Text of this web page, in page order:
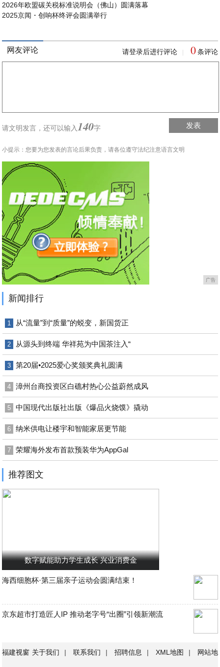
2026年欧盟碳关税标准说明会（佛山）圆满落幕
2025京闻・创响杯终评会圆满举行
网友评论 请登录后进行评论 0 条评论
请文明发言，还可以输入140字 发表
小提示：您要为您发表的言论后果负责，请各位遵守法纪注意语言文明
广告
新闻排行
1 从“流量”到“质量”的蜕变，新国货正
2 从源头到终端 华祥苑为中国茶注入“
3 第20届•2025爱心奖颁奖典礼圆满
4 漳州台商投资区白礁村热心公益蔚然成风
5 中国现代出版社出版《爆品火烧馍》撬动
6 纳米供电让楼宇和智能家居更节能
7 荣耀海外发布首款预装华为AppGal
推荐图文
数字赋能助力学生成长 兴业消费金
海西细胞杯·第三届亲子运动会圆满结束！
京东超市打造匠人IP 推动老字号“出圈”引领新潮流
福建视窗 关于我们 | 联系我们 | 招聘信息 | XML地图 | 网站地